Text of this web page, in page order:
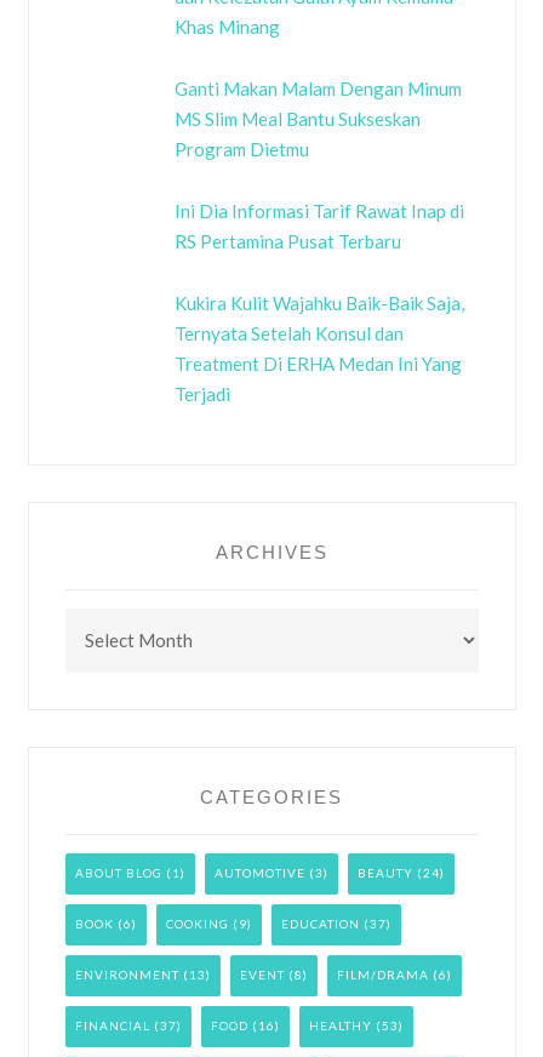
Khas Minang
Ganti Makan Malam Dengan Minum
MS Slim Meal Bantu Sukseskan
Program Dietmu
Ini Dia Informasi Tarif Rawat Inap di
RS Pertamina Pusat Terbaru
Kukira Kulit Wajahku Baik-Baik Saja,
Ternyata Setelah Konsul dan
Treatment Di ERHA Medan Ini Yang
Terjadi
ARCHIVES
CATEGORIES
ABOUT BLOG (1) AUTOMOTIVE (3) BEAUTY (24)
BOOK (6) COOKING (9) EDUCATION (37)
ENVIRONMENT(13) EVENT(8) FILM/DRAMA (6)
FINANCIAL (37) FOOD (16) HEALTHY (53)